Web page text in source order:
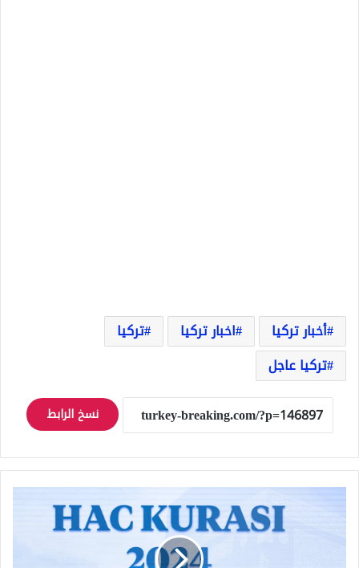
أخبار تركيا اخبار تركيا
تركيا
تركيا عاجل
نسخ الرابط
تم